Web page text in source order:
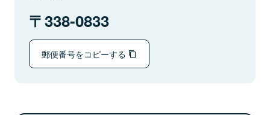
338-0833
郵便番号をコピーする